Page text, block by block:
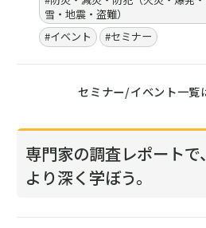
#防災・減災・防犯（火災・爆発
雪・地震・盗難）
#BCP／BCM（事業継続マネジメン
#全社的リスク管理（ERM）
#